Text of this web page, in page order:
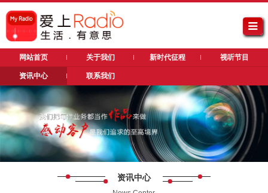
网站首页 关于我们 新时代征程 视听节目
资讯中心 联系我们
资讯中心